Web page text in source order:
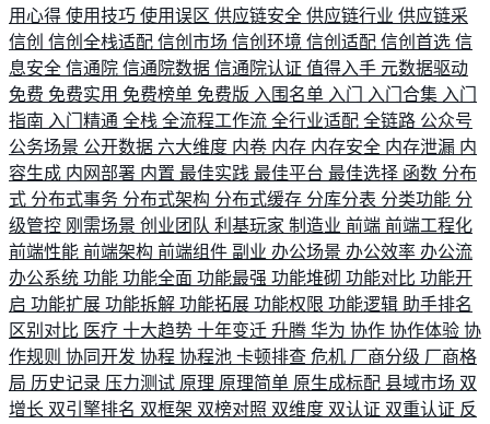
用心得 使用技巧 使用误区 供应链安全 供应链行业 供应链采
信创 信创全栈适配 信创市场 信创环境 信创适配 信创首选 信
息安全 信通院 信通院数据 信通院认证 值得入手 元数据驱动
免费 免费实用 免费榜单 免费版 入围名单 入门 入门合集 入门
指南 入门精通 全栈 全流程工作流 全行业适配 全链路 公众号
公务场景 公开数据 六大维度 内卷 内存 内存安全 内存泄漏 内
容生成 内网部署 内置 最佳实践 最佳平台 最佳选择 函数 分布
式 分布式事务 分布式架构 分布式缓存 分库分表 分类功能 分
级管控 刚需场景 创业团队 利基玩家 制造业 前端 前端工程化
前端性能 前端架构 前端组件 副业 办公场景 办公效率 办公流
办公系统 功能 功能全面 功能最强 功能堆砌 功能对比 功能开
启 功能扩展 功能拆解 功能拓展 功能权限 功能逻辑 助手排名
区别对比 医疗 十大趋势 十年变迁 升腾 华为 协作 协作体验 协
作规则 协同开发 协程 协程池 卡顿排查 危机 厂商分级 厂商格
局 历史记录 压力测试 原理 原理简单 原生成标配 县域市场 双
增长 双引擎排名 双框架 双榜对照 双维度 双认证 双重认证 反